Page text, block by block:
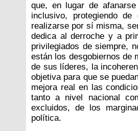
que, en lugar de
inclusivo, protegiendo
realizarse por sí misma,
dedica al derroche y a
privilegiados de siempre,
están los desgobiernos de
de sus líderes, la
objetiva para que se
mejora real en las
tanto a nivel nacional
excluidos, de los
política.